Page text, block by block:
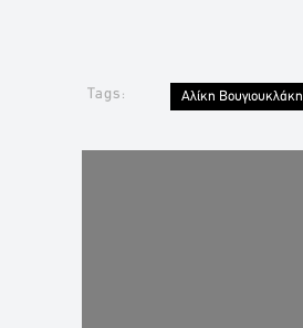
Tags: Αλίκη Βουγιουκλάκη